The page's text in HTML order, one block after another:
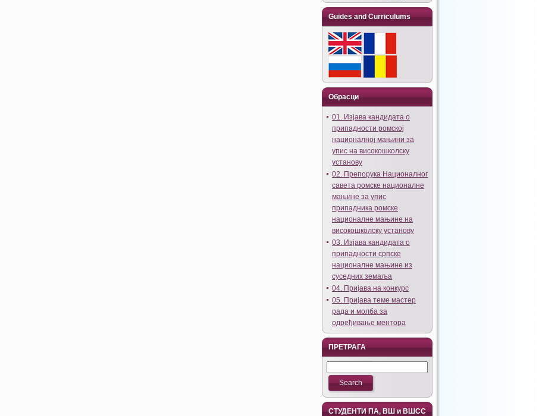
Guides and Curriculums
Обрасци
01. Изјава кандидата о
припадности ромској
националној мањини за
упис на високошколску
установу
02. Препорука Националног
савета ромске националне
мањине за упис
припадника ромске
националне мањине на
високошколску установу
03. Изјава кандидата о
припадности српске
националне мањине из
суседних земаља
04. Пријава на конкурс
05. Пријава теме мастер
рада и молба за
одређивање ментора
ПРЕТРАГА
СТУДЕНТИ ПА, ВШ и ВШСС